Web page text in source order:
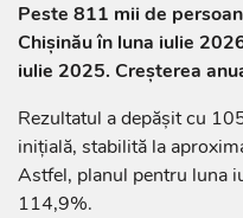
Peste 811 mii de
Chișinău în luna iulie
iulie 2025. Creșterea
Rezultatul a depășit cu
inițială, stabilită la
Astfel, planul pentru luna
114,9%.